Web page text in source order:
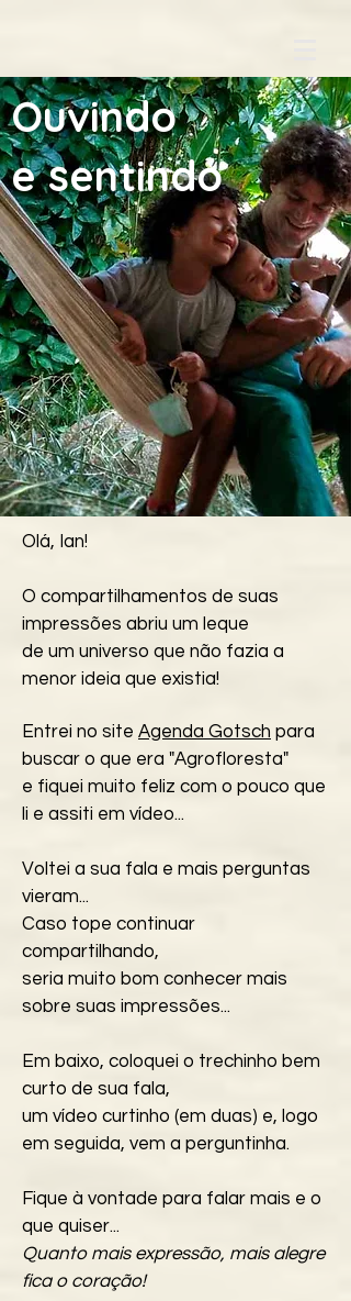
Ouvindo
e sentindo
Olá, Ian!
O compartilhamentos de suas
impressões abriu um leque
de um universo que não fazia a
menor ideia que existia!
Entrei no site Agenda Gotsch para
buscar o que era "Agrofloresta"
e fiquei muito feliz com o pouco que
li e assiti em vídeo...
Voltei a sua fala e mais perguntas
vieram...
Caso tope continuar
compartilhando,
seria muito bom conhecer mais
sobre suas impressões...
Em baixo, coloquei o trechinho bem
curto de sua fala,
um vídeo curtinho (em duas) e, logo
em seguida, vem a perguntinha.
Fique à vontade para falar mais e o
que quiser...
Quanto mais expressão, mais alegre
fica o coração!